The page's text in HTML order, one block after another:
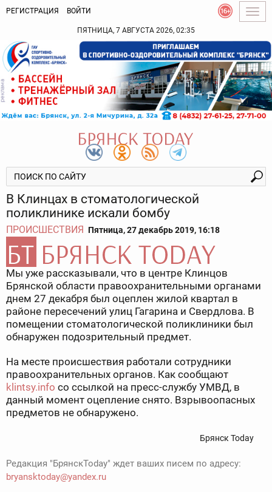
РЕГИСТРАЦИЯ ВОЙТИ
ПЯТНИЦА, 7 АВГУСТА 2026, 02:35
В Клинцах в стоматологической
поликлинике искали бомбу
ПРОИСШЕСТВИЯ Пятница, 27 декабрь 2019, 16:18
Мы уже рассказывали, что в центре Клинцов
Брянской области правоохранительными органами
днем 27 декабря был оцеплен жилой квартал в
районе пересечений улиц Гагарина и Свердлова. В
помещении стоматологической поликлиники был
обнаружен подозрительный предмет.
На месте происшествия работали сотрудники
правоохранительных органов. Как сообщают
klintsy.info со ссылкой на пресс-службу УМВД, в
данный момент оцепление снято. Взрывоопасных
предметов не обнаружено.
Брянск Today
Редакция "БрянскToday" ждет ваших писем по адресу:
bryansktoday@yandex.ru